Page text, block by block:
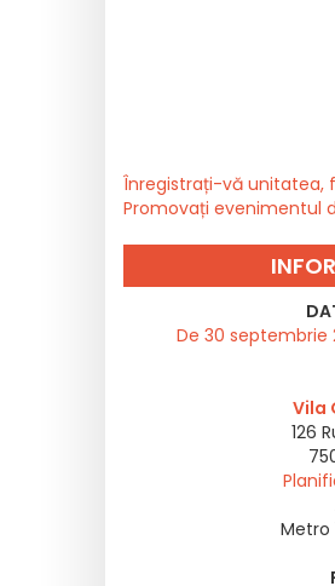
Înregistrați-vă unitatea,
Promovați evenimentul
De 30 septembrie
Vila
126
Metro